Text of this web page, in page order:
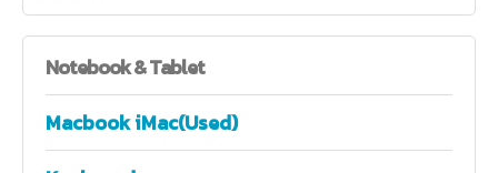
Notebook& Tablet
Macbook iMac(Used)